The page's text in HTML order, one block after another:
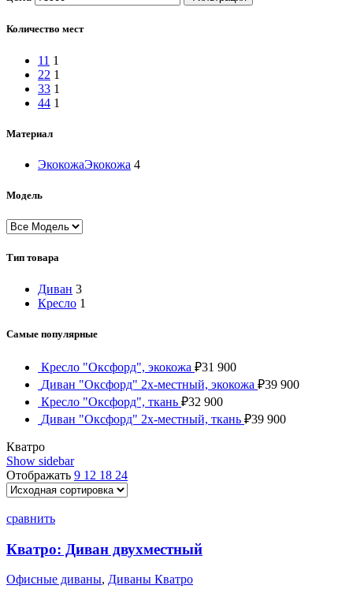
Количество мест
11 1
22 1
33 1
44 1
Материал
ЭкокожаЭкокожа 4
Модель
Тип товара
Диван 3
Кресло 1
Самые популярные
Кресло "Оксфорд", экокожа ₽31 900
Диван "Оксфорд" 2х-местный, экокожа ₽39 900
Кресло "Оксфорд", ткань ₽32 900
Диван "Оксфорд" 2х-местный, ткань ₽39 900
Кватро
Show sidebar
Отображать 9 12 18 24
сравнить
Кватро: Диван двухместный
Офисные диваны, Диваны Кватро